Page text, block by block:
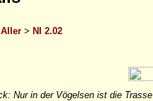
> NI 2.02
Nur in der Vögelsen ist die Trasse